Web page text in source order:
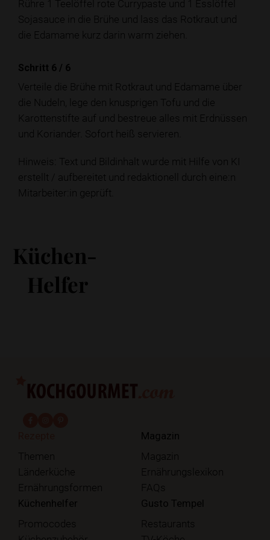
Rühre 1 Teelöffel rote Currypaste und 1 Esslöffel
Sojasauce in die Brühe und lass das Rotkraut und
die Edamame kurz darin warm ziehen.
Schritt 6 / 6
Verteile die Brühe mit Rotkraut und Edamame über
die Nudeln, lege den knusprigen Tofu und die
Karottenstifte auf und bestreue alles mit Erdnüssen
und Koriander. Sofort heiß servieren.
Hinweis: Text und Bildinhalt wurde mit Hilfe von KI
erstellt / aufbereitet und redaktionell durch eine:n
Mitarbeiter:in geprüft.
Küchen-
Helfer
Themen
Länderküche
Ernährungsformen
Magazin
Magazin
Ernährungslexikon
FAQs
Küchenhelfer
Promocodes
Gusto Tempel
Restaurants